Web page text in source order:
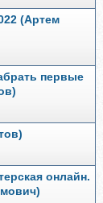
(Артем
первые
онлайн.